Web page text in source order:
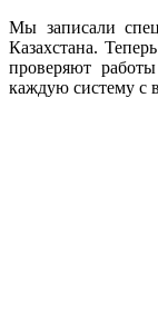
Мы записали
Казахстана.
проверяют
каждую систему с